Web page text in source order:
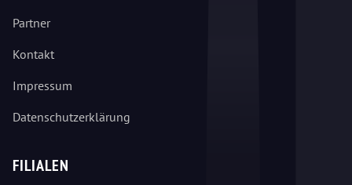
Partner
Kontakt
Impressum
Datenschutzerklärung
FILIALEN